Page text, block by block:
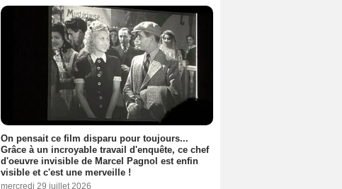
On pensait ce film disparu pour toujours...
Grâce à un incroyable travail d'enquête, ce chef
d'oeuvre invisible de Marcel Pagnol est enfin
visible et c'est une merveille !
mercredi 29 juillet 2026